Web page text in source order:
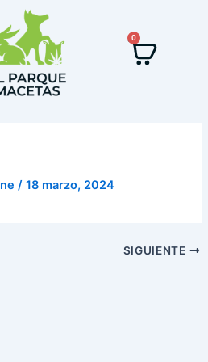
0
Cart
/18 marzo, 2024
SIGUIENTE